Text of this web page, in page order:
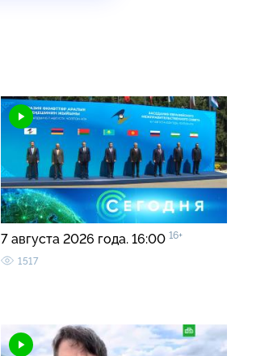
7 августа 2026 года. 16:00 16+
1517